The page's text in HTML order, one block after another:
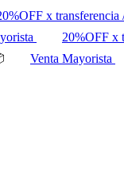
x
20%OFF x
Venta Mayorista